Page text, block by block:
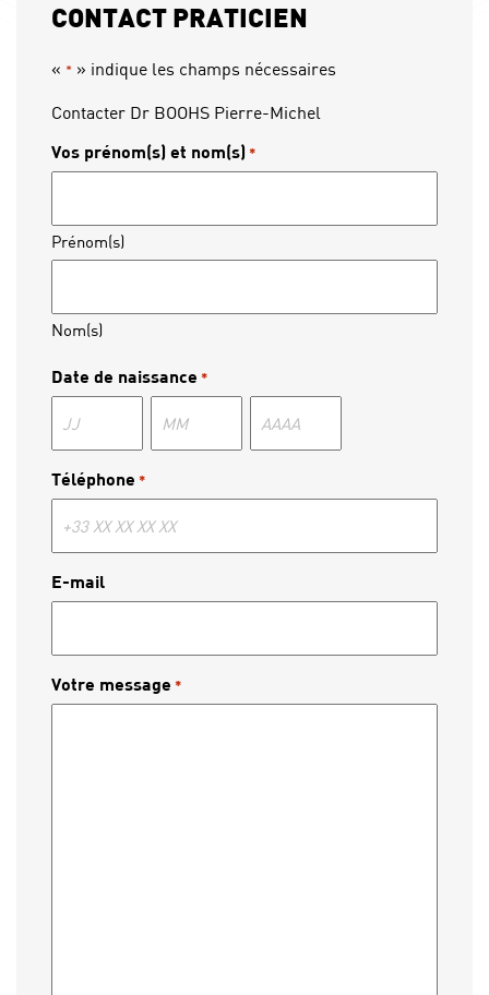
CONTACT PRATICIEN
« * » indique les champs nécessaires
Contacter Dr BOOHS Pierre-Michel
Vos prénom(s) et nom(s) *
Prénom(s)
Nom(s)
Date de naissance *
Jour Mois Année
Téléphone *
E-mail
Votre message *